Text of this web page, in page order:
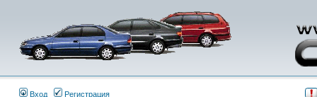
Вход Регистрация